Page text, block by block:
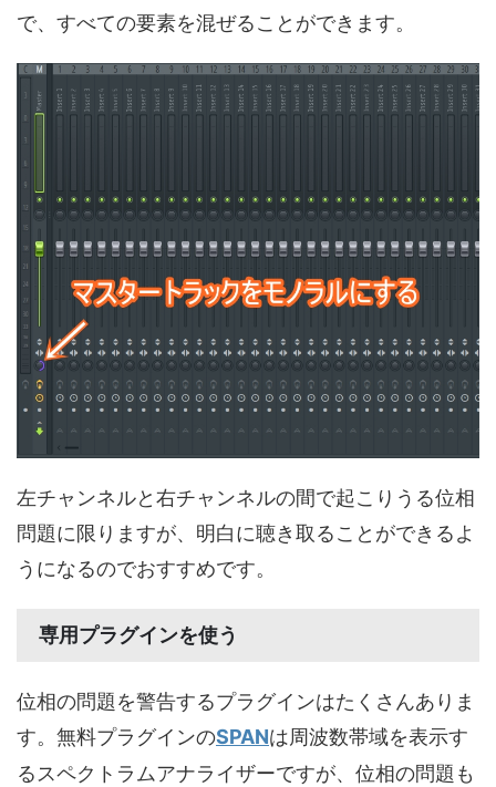
で、すべての要素を混ぜることができます。
左チャンネルと右チャンネルの間で起こりうる位相
問題に限りますが、明白に聴き取ることができるよ
うになるのでおすすめです。
専用プラグインを使う
位相の問題を警告するプラグインはたくさんありま
す。無料プラグインのSPANは周波数帯域を表示す
るスペクトラムアナライザーですが、位相の問題も